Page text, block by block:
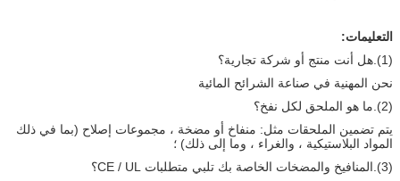
التعليمات:
(1).هل أنت منتج أو شركة تجارية؟
نحن المهنية في صناعة الشرائح المائية
(2).ما هو الملحق لكل نفخ؟
يتم تضمين الملحقات مثل: منفاخ أو مضخة ، مجموعات إصلاح (بما في ذلك
المواد البلاستيكية ، والغراء ، وما إلى ذلك) ؛
(3).المنافيخ والمضخات الخاصة بك تلبي متطلبات CE / UL؟